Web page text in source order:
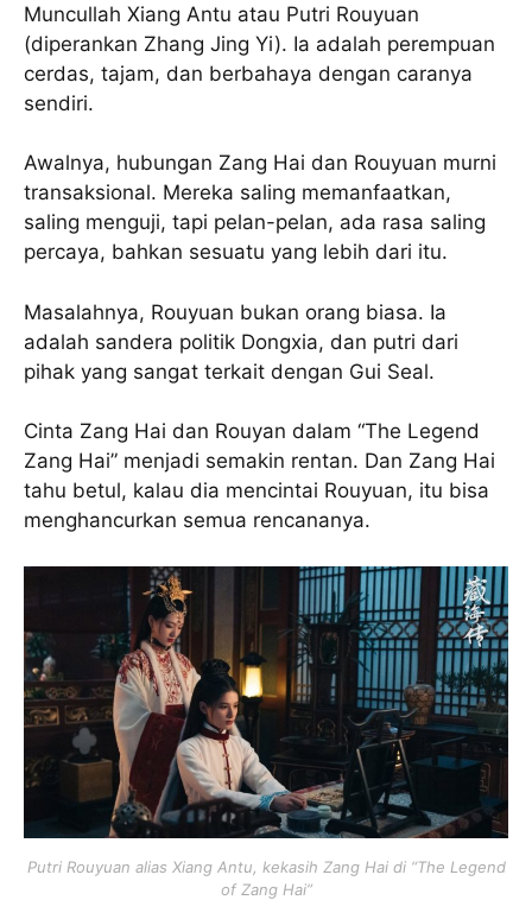
Muncullah Xiang Antu atau Putri Rouyuan
(diperankan Zhang Jing Yi). Ia adalah perempuan
cerdas, tajam, dan berbahaya dengan caranya
sendiri.
Awalnya, hubungan Zang Hai dan Rouyuan murni
transaksional. Mereka saling memanfaatkan,
saling menguji, tapi pelan-pelan, ada rasa saling
percaya, bahkan sesuatu yang lebih dari itu.
Masalahnya, Rouyuan bukan orang biasa. Ia
adalah sandera politik Dongxia, dan putri dari
pihak yang sangat terkait dengan Gui Seal.
Cinta Zang Hai dan Rouyan dalam “The Legend
Zang Hai” menjadi semakin rentan. Dan Zang Hai
tahu betul, kalau dia mencintai Rouyuan, itu bisa
menghancurkan semua rencananya.
Putri Rouyuan alias Xiang Antu, kekasih Zang Hai di “The Legend
of Zang Hai”